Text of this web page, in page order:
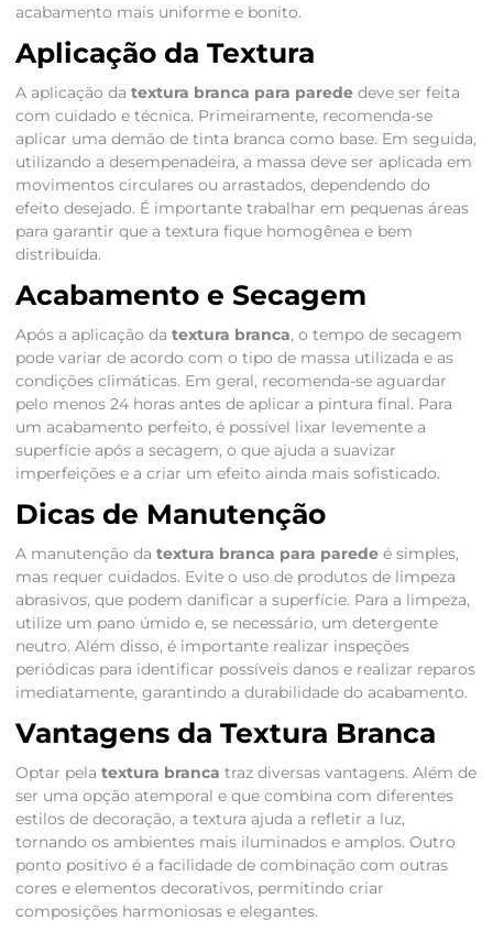
acabamento mais uniforme e bonito.
Aplicação da Textura
A aplicação da textura branca para parededeve ser feita
com cuidado e técnica. Primeiramente, recomenda-se
aplicar uma demão de tinta branca como base. Em seguida,
utilizando a desempenadeira, a massa deve ser aplicada em
movimentos circulares ou arrastados, dependendo do
efeito desejado. É importante trabalhar em pequenas áreas
para garantir que a textura fique homogênea e bem
distribuída.
Acabamento e Secagem
Após a aplicação da textura branca, o tempo de secagem
pode variar de acordo com o tipo de massa utilizada e as
condições climáticas. Em geral, recomenda-se aguardar
pelo menos 24 horas antes de aplicar a pintura final. Para
um acabamento perfeito, é possível lixar levemente a
superfície após a secagem, o que ajuda a suavizar
imperfeições e a criar um efeito ainda mais sofisticado.
Dicas de Manutenção
A manutenção da textura branca para paredeé simples,
mas requer cuidados. Evite o uso de produtos de limpeza
abrasivos, que podem danificar a superfície. Para a limpeza,
utilize um pano úmido e, se necessário, um detergente
neutro. Além disso, é importante realizar inspeções
periódicas para identificar possíveis danos e realizar reparos
imediatamente, garantindo a durabilidade do acabamento.
Vantagens da Textura Branca
Optar pela textura branca traz diversas vantagens. Além de
ser uma opção atemporal e que combina com diferentes
estilos de decoração, a textura ajuda a refletir a luz,
tornando os ambientes mais iluminados e amplos. Outro
ponto positivo é a facilidade de combinação com outras
cores e elementos decorativos, permitindo criar
composições harmoniosas e elegantes.